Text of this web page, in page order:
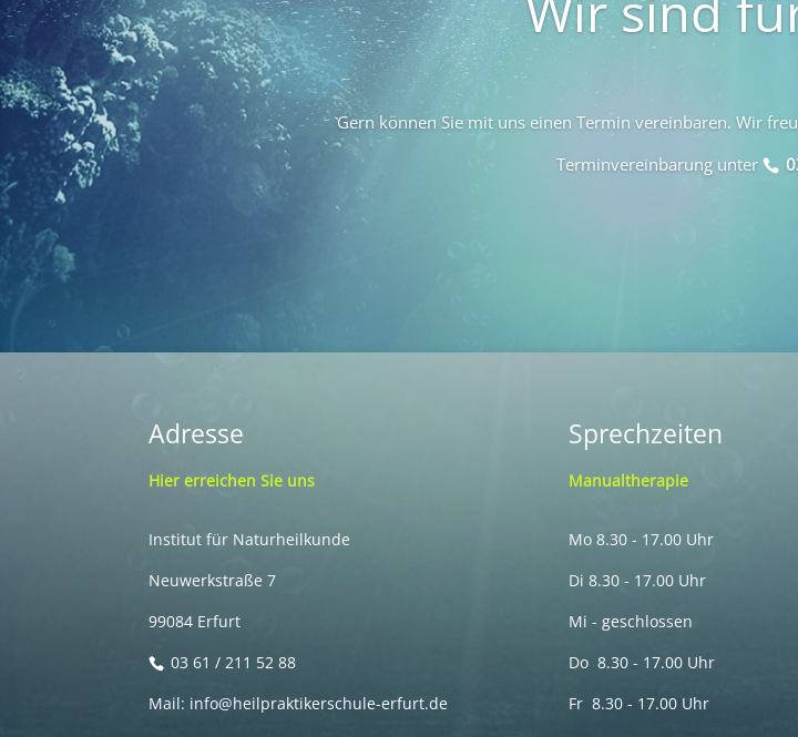
Gern können Sie mit uns einen Termin vereinbaren. Wir
Terminvereinbarung unter
Adresse
Hier erreichen Sie uns
Institut für Naturheilkunde
Neuwerkstraße 7
99084 Erfurt
03 61 / 211 52 88
Mail: info@heilpraktikerschule-erfurt.de
Sprechzeiten
Manualtherapie
Mo 8.30 - 17.00 Uhr
Di 8.30 - 17.00 Uhr
Mi - geschlossen
Do 8.30 - 17.00 Uhr
Fr 8.30 - 17.00 Uhr